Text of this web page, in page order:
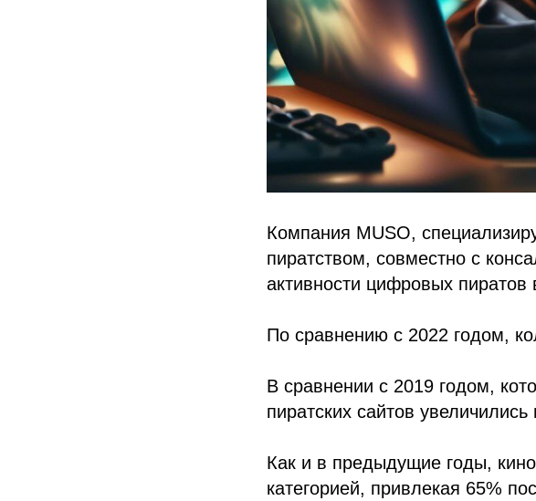
Компания MUSO,
пиратством, совместно с
активности цифровых пиратов
По сравнению с 2022 годом,
В сравнении с 2019 годом,
пиратских сайтов увеличились
Как и в предыдущие годы,
категорией, привлекая 65%